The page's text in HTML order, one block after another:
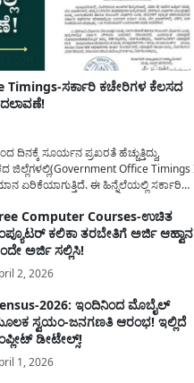
Timings-ಸರ್ಕಾರಿ ಕಚೇರಿಗಳ ಕೆಲಸದ
ದಿನಕ್ಕೆ ಸೂರ್ಯನ ಪ್ರಖರತೆ ಹೆಚ್ಚುತ್ತಿದ್ದು,
ಜಿಲ್ಲೆಗಳಲ್ಲಿ(Government Office Timings
ಏರಿಕೆಯಾಗುತ್ತಿದೆ. ಈ ಹಿನ್ನೆಲೆಯಲ್ಲಿ ಸರ್ಕಾರಿ
ಕೈಗೊಂಡಿದೆ. ಕಿತ್ತೂರು ಕರ್ನಾಟಕ ಮತ್ತು
ಏಪ್ರಿಲ್...
Computer Courses-ಉಚಿತ
ಕಲಿಕಾ ತರಬೇತಿಗೆ ಅರ್ಜಿ
ಅರ್ಜಿ ಸಲ್ಲಿಸಿ!
2, 2026
2026: ಇಂದಿನಿಂದ ಮೊಬೈಲ್
ಸ್ವಯಂ-ಜನಗಣತಿ ಆರಂಭ! ಇಲ್ಲಿದೆ
ಡೀಟೇಲ್ಸ್!
1, 2026